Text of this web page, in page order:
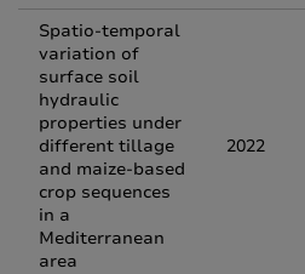
Spatio‑temporal
variation of
surface soil
hydraulic
properties under
different tillage
and maize‑based
crop sequences
in a
Mediterranean
area
2022